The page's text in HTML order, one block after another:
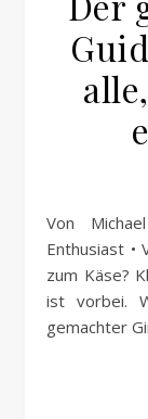
Von Michael Wühle • Käsesommelier & Gin-
Enthusiast •
zum Käse?
ist vorbei.
gemachter